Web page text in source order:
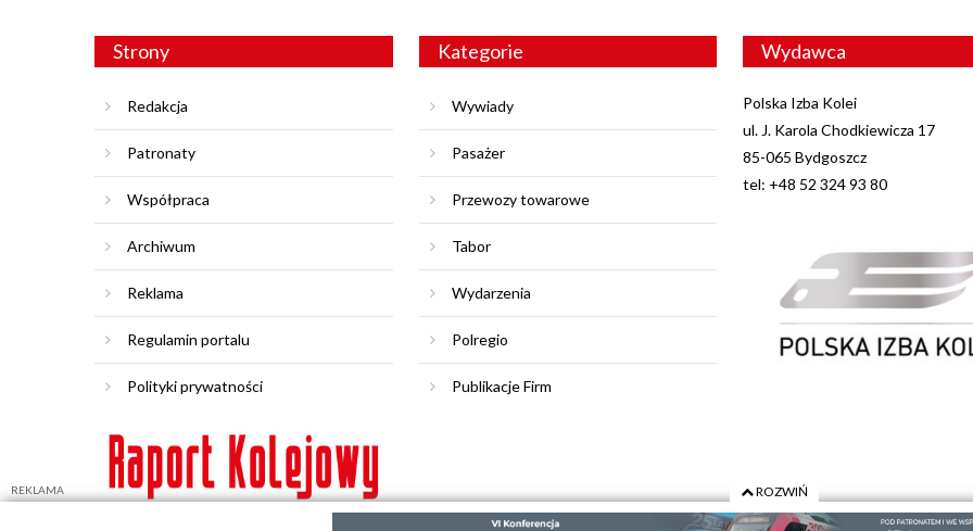
Strony
Redakcja
Patronaty
Współpraca
Archiwum
Reklama
Regulamin portalu
Polityki prywatności
Kategorie
Wywiady
Pasażer
Przewozy towarowe
Tabor
Wydarzenia
Polregio
Publikacje Firm
Wydawca
Polska Izba Kolei
ul. J. Karola Chodkiewicza 17
85-065 Bydgoszcz
tel: +48 52 324 93 80